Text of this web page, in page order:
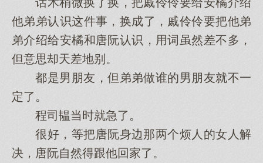
他弟弟认识这件事，换成了，戚伶伶要把他弟
弟介绍给安橘和唐阮认识，用词虽然差不多，
但意思却天差地别。
都是男朋友，但弟弟做谁的男朋友就不一
定了。
程司韫当时就急了。
很好，等把唐阮身边那两个烦人的女人解
决，唐阮自然得跟他回家了。